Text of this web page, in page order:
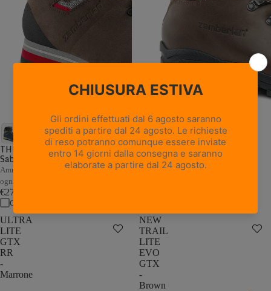
THUNDER GTX - Marrone /
Sabbia
Ammortizzazione e stabilità adattive a
ogni passo
€279,00
Confronta
18 recensioni
NEW TRAIL LITE GTX -
Marrone Nocciola
Pelle pieno fiore con trattamento
Hydrobloc®
ULTRA
LITE
GTX
RR
-
Marrone
NEW
TRAIL
LITE
EVO
GTX
-
Brown